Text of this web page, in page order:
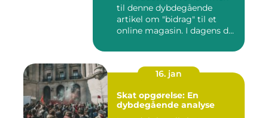
til denne dybdegående
artikel om "bidrag" til et
online magasin. I dagens d...
16. jan
Skat opgørelse: En
dybdegående analyse